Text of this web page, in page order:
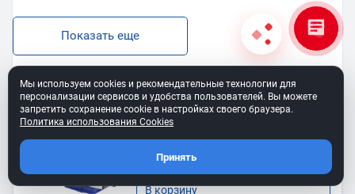
Показать еще
BELMASH SS-400VS
13 190 ₽
В корзину
Мы используем cookies и рекомендательные технологии для
персонализации сервисов и удобства пользователей. Вы можете
запретить сохранение cookie в настройках своего браузера.
Политика использования Cookies
Принять